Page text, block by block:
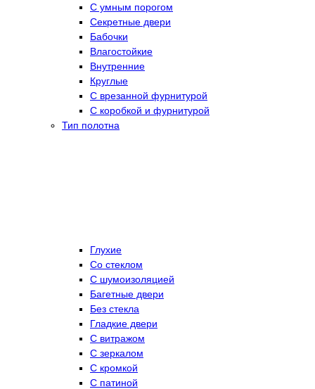
С умным порогом
Секретные двери
Бабочки
Влагостойкие
Внутренние
Круглые
С врезанной фурнитурой
С коробкой и фурнитурой
Тип полотна
Глухие
Со стеклом
C шумоизоляцией
Багетные двери
Без стекла
Гладкие двери
С витражом
С зеркалом
С кромкой
С патиной